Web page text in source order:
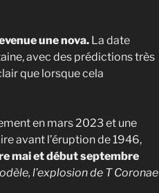
une nova. La date
avec des prédictions très
que lorsque cela
en mars 2023 et une
avant l’éruption de 1946,
mai et début septembre
l’explosion de T Coronae